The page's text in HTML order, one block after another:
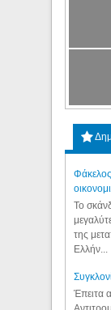
Το
της
Ελλήν...
Έπειτα